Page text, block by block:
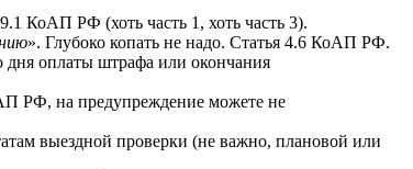
КоАП РФ (хоть часть 1, хоть часть 3).
». Глубоко копать не надо. Статья 4.6 КоАП РФ.
дня оплаты штрафа или окончания
РФ, на предупреждение можете не
выездной проверки (не важно, плановой или